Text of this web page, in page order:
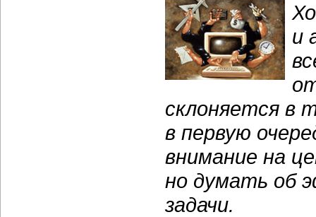
и
склоняется в
в первую
внимание на
но думать об
задачи.